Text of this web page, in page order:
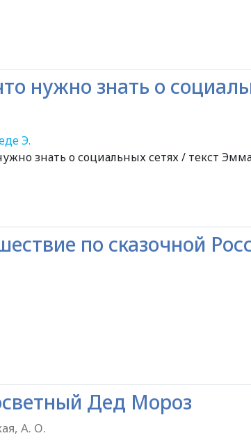
нужно знать о
Э.
знать о социальных сетях / текст
по сказочной
Дед Мороз
А. О.